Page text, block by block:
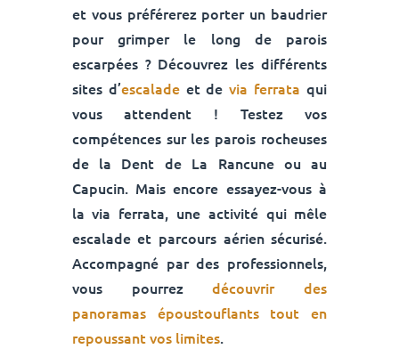
et vous préférerez porter un baudrier
pour grimper le long de parois
escarpées ? Découvrez les différents
sites d’escaladeet devia ferrataqui
vous attendent ! Testez vos
compétences sur les parois rocheuses
de la Dent de La Rancune ou au
Capucin. Mais encore essayez-vous à
la via ferrata, une activité qui mêle
escalade et parcours aérien sécurisé.
Accompagné par des professionnels,
vous pourrezdécouvrir des
panoramas époustouflants tout en
repoussant vos limites.